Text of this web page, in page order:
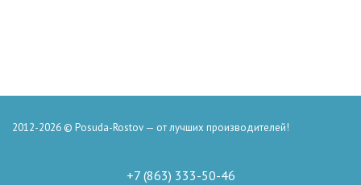
2012-2026 © Posuda-Rostov — от лучших производителей!
+7 (863) 333-50-46